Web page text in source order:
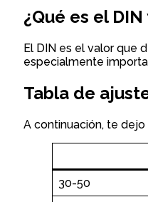
¿Qué es el
El DIN es el valor que
especialmente
Tabla de
A continuación, te dejo
30-50